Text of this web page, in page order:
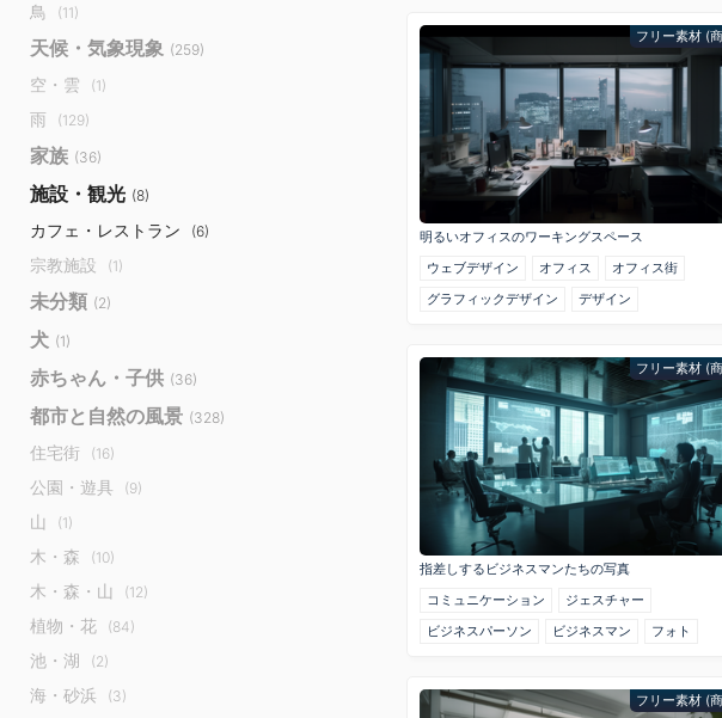
鳥 (11)
天候・気象現象 (259)
空・雲 (1)
雨 (129)
家族 (36)
施設・観光 (8)
カフェ・レストラン (6)
宗教施設 (1)
未分類 (2)
犬 (1)
赤ちゃん・子供 (36)
都市と自然の風景 (328)
住宅街 (16)
公園・遊具 (9)
山 (1)
木・森 (10)
木・森・山 (12)
植物・花 (84)
池・湖 (2)
海・砂浜 (3)
フリー素材 (
明るいオフィスのワーキングスペース
ウェブデザイン
オフィス
オフィス街
グラフィックデザイン
デザイン
フリー素材 (
指差しするビジネスマンたちの写真
コミュニケーション
ジェスチャー
ビジネスパーソン
ビジネスマン フォト
フリー素材 (